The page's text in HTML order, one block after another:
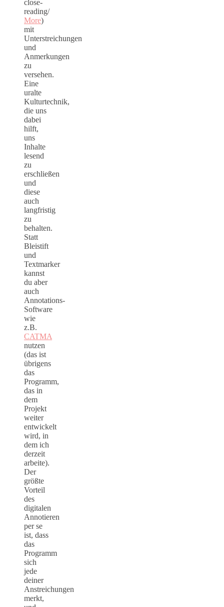
close-
reading/
More)
mit
Unterstreichungen
und
Anmerkungen
zu
versehen.
Eine
uralte
Kulturtechnik,
die uns
dabei
hilft,
uns
Inhalte
lesend
zu
erschließen
und
diese
auch
langfristig
zu
behalten.
Statt
Bleistift
und
Textmarker
kannst
du aber
auch
Annotations-
Software
wie
z.B.
CATMA
nutzen
(das ist
übrigens
das
Programm,
das in
dem
Projekt
weiter
entwickelt
wird, in
dem ich
derzeit
arbeite).
Der
größte
Vorteil
des
digitalen
Annotieren
per se
ist, dass
das
Programm
sich
jede
deiner
Anstreichungen
merkt,